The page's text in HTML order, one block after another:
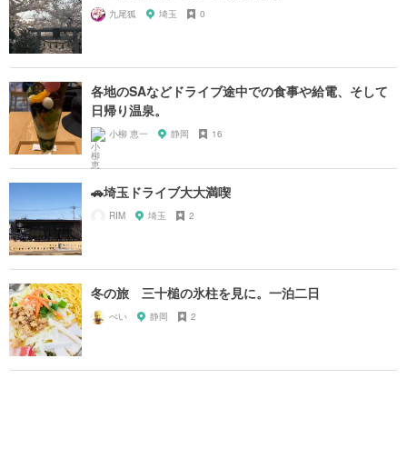
九尾狐 埼玉 0
各地のSAなどドライブ途中での食事や給電、そして
日帰り温泉。
小柳 恵一 静岡 16
🚗埼玉ドライブ大大満喫
RIM 埼玉 2
冬の旅 三十槌の氷柱を見に。一泊二日
ぺい 静岡 2